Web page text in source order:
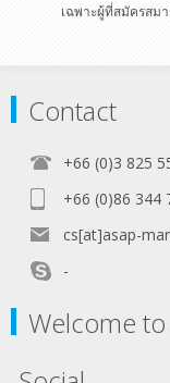
เฉพาะผู้ที่สมัครสม
Contact
+66 (0)3 825
+66 (0)86 344
cs[at]asap-
-
Welcome